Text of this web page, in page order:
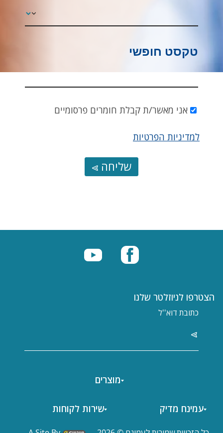
טקסט חופשי
אני מאשר/ת קבלת חומרים פרסומיים
למדיניות הפרטיות
שליחה
הצטרפו לניוזלטר שלנו
מוצרים
עמינח מדיק שירות לקוחות